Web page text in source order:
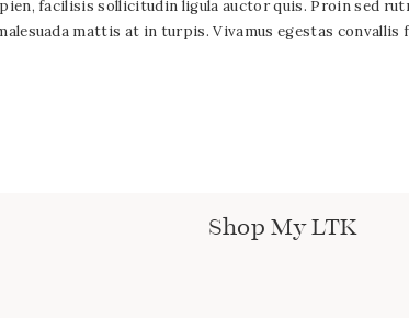
facilisis sollicitudin ligula auctor quis. Proin sed
mattis at in turpis. Vivamus egestas
Shop My LTK